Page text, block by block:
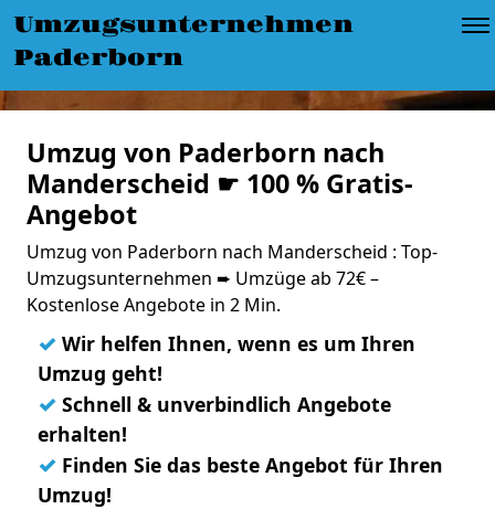
Umzugsunternehmen
Paderborn
Umzug von Paderborn nach
Manderscheid ☛ 100 % Gratis-
Angebot
Umzug von Paderborn nach Manderscheid : Top-
Umzugsunternehmen ➨ Umzüge ab 72€ –
Kostenlose Angebote in 2 Min.
✓ Wir helfen Ihnen, wenn es um Ihren
Umzug geht!
✓ Schnell & unverbindlich Angebote
erhalten!
✓ Finden Sie das beste Angebot für Ihren
Umzug!